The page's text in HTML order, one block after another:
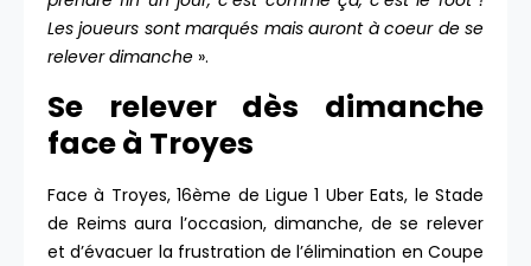
Les joueurs sont marqués mais auront à coeur de se
relever dimanche ».
Se relever dès dimanche
face à Troyes
Face à Troyes, 16ème de Ligue 1 Uber Eats, le Stade
de Reims aura l’occasion, dimanche, de se relever
et d’évacuer la frustration de l’élimination en Coupe